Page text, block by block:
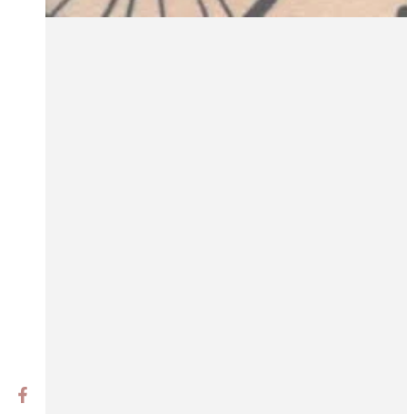
Facebook